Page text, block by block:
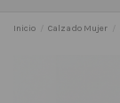
Inicio Calzado Mujer